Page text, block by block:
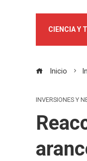
CIENCIA Y
Inicio
INVERSIONES Y